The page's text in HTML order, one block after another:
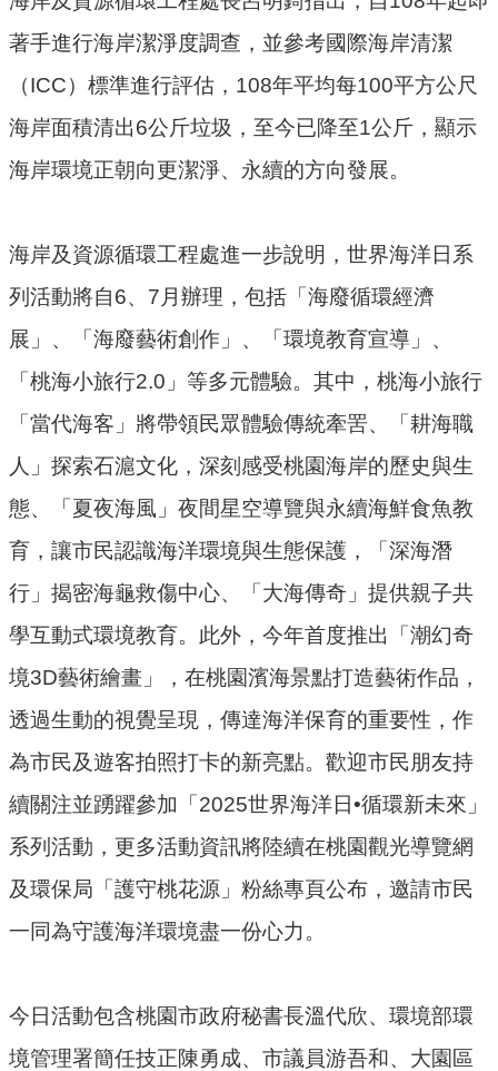
回
頁
網
站
園
市
府
S
S
E
g
l
i
s
h
隱
私
權
政
策
網
全
政
著手進行海岸潔淨度調查，並參考國際海岸清潔
（ICC）標準進行評估，108年平均每100平方公尺
海岸面積清出6公斤垃圾，至今已降至1公斤，顯示
海岸環境正朝向更潔淨、永續的方向發展。
海岸及資源循環工程處進一步說明，世界海洋日系
列活動將自6、7月辦理，包括「海廢循環經濟
展」、「海廢藝術創作」、「環境教育宣導」、
「桃海小旅行2.0」等多元體驗。其中，桃海小旅行
「當代海客」將帶領民眾體驗傳統牽罟、「耕海職
人」探索石滬文化，深刻感受桃園海岸的歷史與生
態、「夏夜海風」夜間星空導覽與永續海鮮食魚教
育，讓市民認識海洋環境與生態保護，「深海潛
行」揭密海龜救傷中心、「大海傳奇」提供親子共
學互動式環境教育。此外，今年首度推出「潮幻奇
境3D藝術繪畫」，在桃園濱海景點打造藝術作品，
透過生動的視覺呈現，傳達海洋保育的重要性，作
為市民及遊客拍照打卡的新亮點。歡迎市民朋友持
續關注並踴躍參加「2025世界海洋日•循環新未來」
系列活動，更多活動資訊將陸續在桃園觀光導覽網
及環保局「護守桃花源」粉絲專頁公布，邀請市民
一同為守護海洋環境盡一份心力。
今日活動包含桃園市政府秘書長溫代欣、環境部環
境管理署簡任技正陳勇成、市議員游吾和、大園區